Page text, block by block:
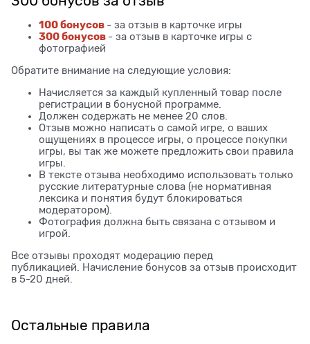
100 бонусов - за отзыв в карточке игры
300 бонусов - за отзыв в карточке игры с
фотографией
Обратите внимание на следующие условия:
Начисляется за каждый купленный товар после
регистрации в бонусной программе.
Должен содержать не менее 20 слов.
Отзыв можно написать о самой игре, о ваших
ощущениях в процессе игры, о процессе покупки
игры, вы так же можете предложить свои правила
игры.
В тексте отзыва необходимо использовать только
русские литературные слова (не нормативная
лексика и понятия будут блокироваться
модератором).
Фотография должна быть связана с отзывом и
игрой.
Все отзывы проходят модерацию перед
публикацией. Начисление бонусов за отзыв происходит
в 5-20 дней.
Остальные правила